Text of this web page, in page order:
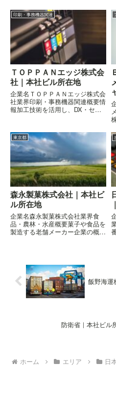
印刷・事務機器関連
ＴＯＰＰＡＮエッジ株式会
社｜本社ビル所在地
企業名ＴＯＰＰＡＮエッジ株式会
社業界印刷・事務機器関連概要情
報加工技術を活用し、DX・セキ
港区東新橋一丁目7-3 TOPPANエ
ッジビル
東京都
森永製菓株式会社｜本社ビ
ル所在地
企業名森永製菓株式会社業界食
品・農林・水産概要菓子や食品を
製造する老舗メーカー企業の概要
飯野海運
防衛省｜本社ビル
ホーム エリア 日